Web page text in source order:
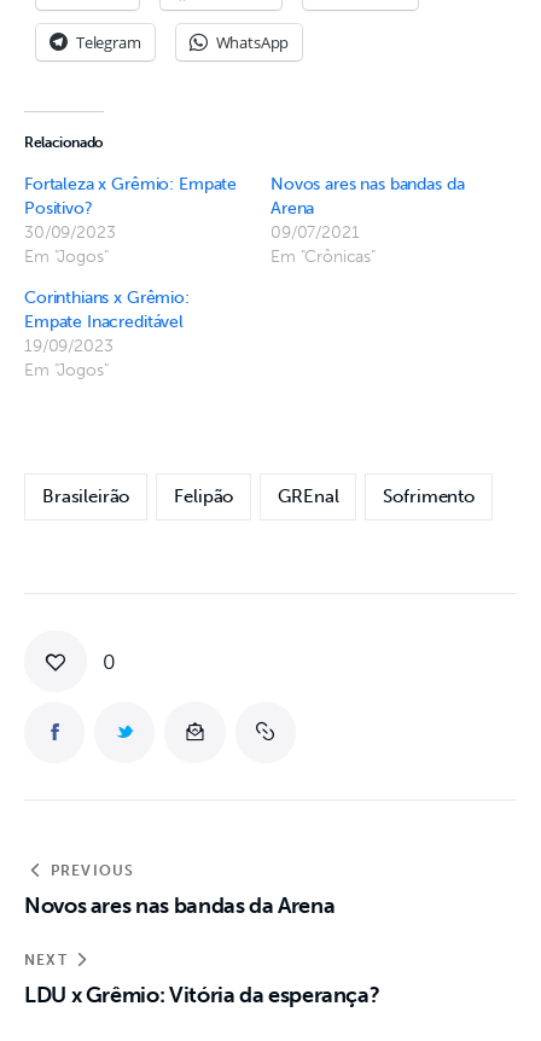
Telegram WhatsApp
Relacionado
Fortaleza x Grêmio: Empate
Positivo?
30/09/2023
Em "Jogos"
Novos ares nas bandas da
Arena
09/07/2021
Em "Crônicas"
Corinthians x Grêmio:
Empate Inacreditável
19/09/2023
Em "Jogos"
Brasileirão Felipão GREnal Sofrimento
0
PREVIOUS
Novos ares nas bandas da Arena
NEXT
LDU x Grêmio: Vitória da esperança?